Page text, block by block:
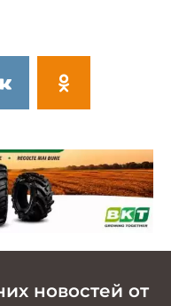
новостей от